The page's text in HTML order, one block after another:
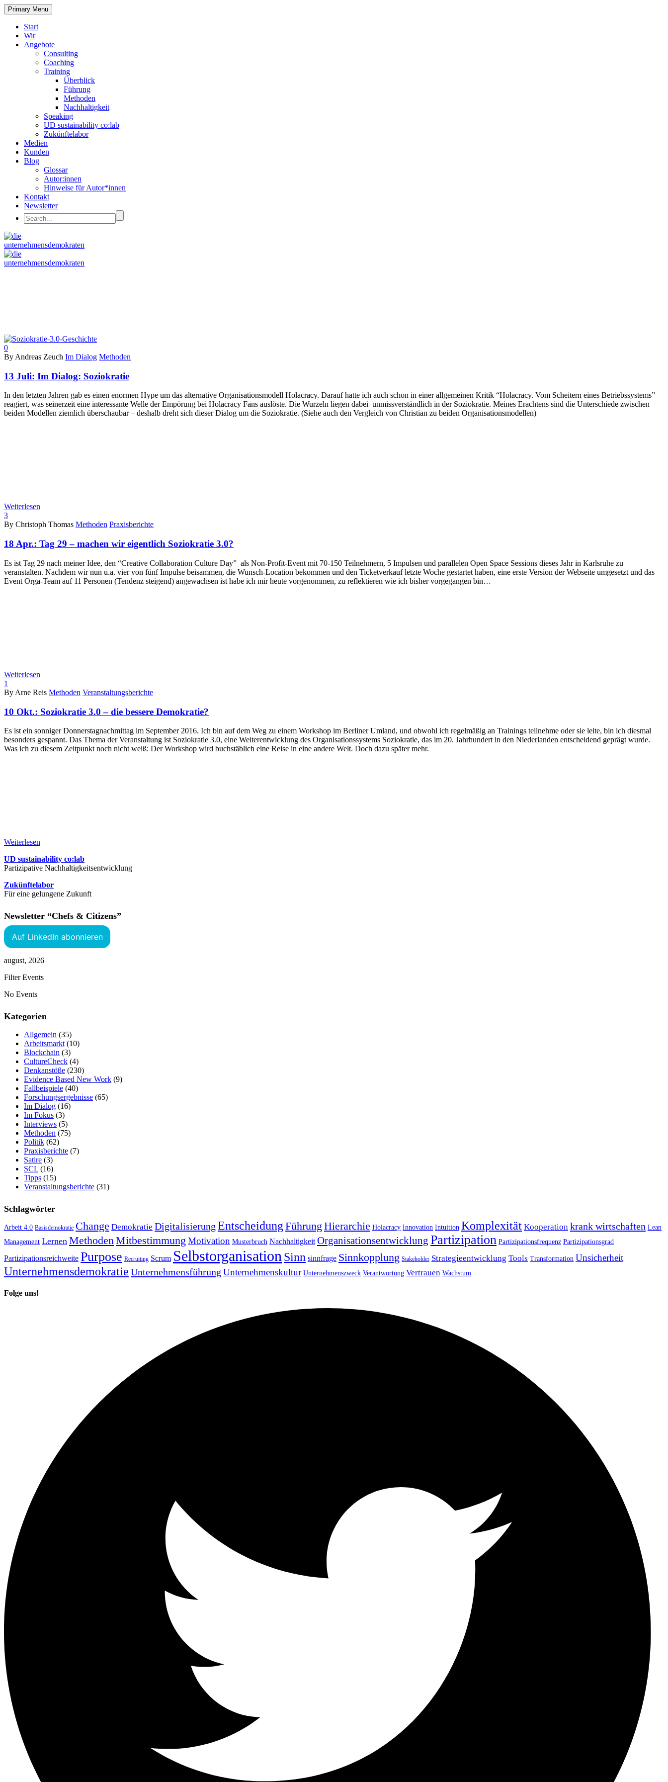
Primary Menu
Start
Wir
Angebote
Consulting
Coaching
Training
Überblick
Führung
Methoden
Nachhaltigkeit
Speaking
UD sustainability co:lab
Zukünftelabor
Medien
Kunden
Blog
Glossar
Autor:innen
Hinweise für Autor*innen
Kontakt
Newsletter
0
By Andreas Zeuch Im Dialog Methoden
13 Juli: Im Dialog: Soziokratie
In den letzten Jahren gab es einen enormen Hype um das alternative Organisationsmodell Holacracy. Darauf hatte ich auch schon in einer allgemeinen Kritik “Holacracy. Vom Scheitern eines Betriebssystems”
reagiert, was seinerzeit eine interessante Welle der Empörung bei Holacracy Fans auslöste. Die Wurzeln liegen dabei unmissverständlich in der Soziokratie. Meines Erachtens sind die Unterschiede zwischen
beiden Modellen ziemlich überschaubar – deshalb dreht sich dieser Dialog um die Soziokratie. (Siehe auch den Vergleich von Christian zu beiden Organisationsmodellen)
Weiterlesen
3
By Christoph Thomas Methoden Praxisberichte
18 Apr.: Tag 29 – machen wir eigentlich Soziokratie 3.0?
Es ist Tag 29 nach meiner Idee, den “Creative Collaboration Culture Day” als Non-Profit-Event mit 70-150 Teilnehmern, 5 Impulsen und parallelen Open Space Sessions dieses Jahr in Karlsruhe zu
veranstalten. Nachdem wir nun u.a. vier von fünf Impulse beisammen, die Wunsch-Location bekommen und den Ticketverkauf letzte Woche gestartet haben, eine erste Version der Webseite umgesetzt und das
Event Orga-Team auf 11 Personen (Tendenz steigend) angewachsen ist habe ich mir heute vorgenommen, zu reflektieren wie ich bisher vorgegangen bin…
Weiterlesen
1
By Arne Reis Methoden Veranstaltungsberichte
10 Okt.: Soziokratie 3.0 – die bessere Demokratie?
Es ist ein sonniger Donnerstagnachmittag im September 2016. Ich bin auf dem Weg zu einem Workshop im Berliner Umland, und obwohl ich regelmäßig an Trainings teilnehme oder sie leite, bin ich diesmal
besonders gespannt. Das Thema der Veranstaltung ist Soziokratie 3.0, eine Weiterentwicklung des Organisationssystems Soziokratie, das im 20. Jahrhundert in den Niederlanden entscheidend geprägt wurde.
Was ich zu diesem Zeitpunkt noch nicht weiß: Der Workshop wird buchstäblich eine Reise in eine andere Welt. Doch dazu später mehr.
Weiterlesen
UD sustainability co:lab
Partizipative Nachhaltigkeitsentwicklung
Zukünftelabor
Für eine gelungene Zukunft
Newsletter “Chefs & Citizens”
Auf LinkedIn abonnieren
august, 2026
Filter Events
No Events
Kategorien
Allgemein (35)
Arbeitsmarkt (10)
Blockchain (3)
CultureCheck (4)
Denkanstöße (230)
Evidence Based New Work (9)
Fallbeispiele (40)
Forschungsergebnisse (65)
Im Dialog (16)
Im Fokus (3)
Interviews (5)
Methoden (75)
Politik (62)
Praxisberichte (7)
Satire (3)
SCL (16)
Tipps (15)
Veranstaltungsberichte (31)
Schlagwörter
Arbeit 4.0 Basisdemokratie Change Demokratie Digitalisierung Entscheidung Führung Hierarchie Holacracy Innovation Intuition Komplexität Kooperation krank wirtschaften Lean
Management Lernen Methoden Mitbestimmung Motivation Musterbruch Nachhaltigkeit Organisationsentwicklung Partizipation Partizipationsfrequenz Partizipationsgrad
Partizipationsreichweite Purpose Recruiting Scrum Selbstorganisation Sinn sinnfrage Sinnkopplung Stakeholder Strategieentwicklung Tools Transformation Unsicherheit
Unternehmensdemokratie Unternehmensführung Unternehmenskultur Unternehmenszweck Verantwortung Vertrauen Wachstum
Folge uns!